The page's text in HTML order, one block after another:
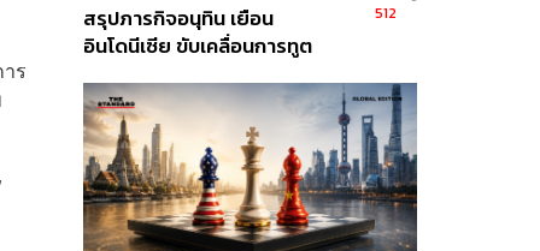
ร
สรุปภารกิจอนุทิน เยือน
อินโดนีเซีย ขับเคลื่อนการทูต
ส่วนยุทธศาสตร์ไทย –
อินโดนีเซีย
512